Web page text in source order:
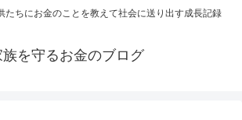
ちにお金のことを教えて社会に送り出す成長記録
族を守るお金のブログ